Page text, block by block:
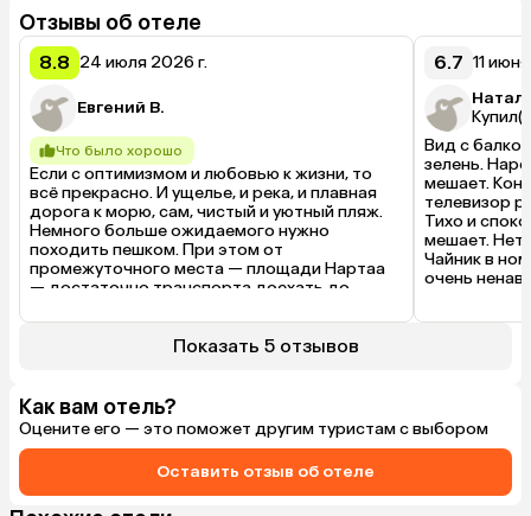
Отзывы об отеле
8.8 24 июля 2026 г.
Евгений В.
Что было хорошо
Если с оптимизмом и любовью к жизни, то
всё прекрасно. И ущелье, и река, и плавная
дорога к морю, сам, чистый и уютный пляж.
Немного больше ожидаемого нужно
походить пешком. При этом от
промежуточного места — площади Нартаа
— достаточно транспорта доехать до
поселки, граница и т. д. До начала пляжа (от
шоссе к морю левее) — 850 метров.
необходимостью. В начале набережной
может показаться дикость, необжитость.
Имеет смысл пройти глубже — там и кафе, и
один из старейших в ущелье, ладно скроен,
хоть и потрепан с годами. Удобные комнаты
6.7 11
Вид с
зелень.
мешает.
телевизор
Тихо и
мешает. Нет
Чайник в
очень
шикарная.
на каждом
Показать 5 отзывов
Как вам отель?
Оцените его — это поможет другим туристам с выбором
Оставить отзыв об отеле